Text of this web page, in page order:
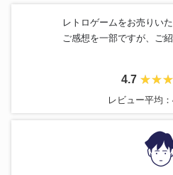
レトロゲームをお売りい
ご感想を一部ですが、ご
4.7
レビュー平均